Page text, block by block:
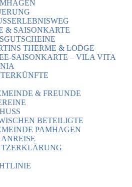
& SAISONKARTE
THERME & LODGE
SAISONKARTE – VILA VITA
& FREUNDE
BETEILIGTE
PAMHAGEN